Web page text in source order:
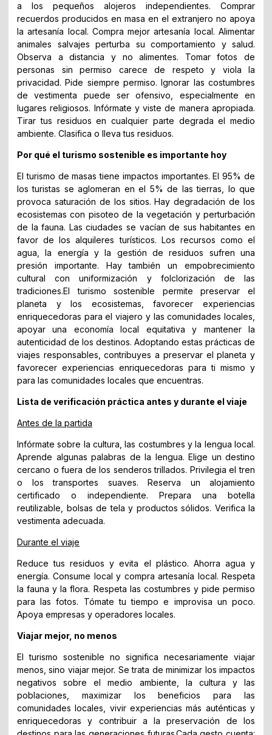
a los pequeños alojeros independientes. Comprar
recuerdos producidos en masa en el extranjero no apoya
la artesanía local. Compra mejor artesanía local. Alimentar
animales salvajes perturba su comportamiento y salud.
Observa a distancia y no alimentes. Tomar fotos de
personas sin permiso carece de respeto y viola la
privacidad. Pide siempre permiso. Ignorar las costumbres
de vestimenta puede ser ofensivo, especialmente en
lugares religiosos. Infórmate y viste de manera apropiada.
Tirar tus residuos en cualquier parte degrada el medio
ambiente. Clasifica o lleva tus residuos.
Por qué el turismo sostenible es importante hoy
El turismo de masas tiene impactos importantes. El 95% de
los turistas se aglomeran en el 5% de las tierras, lo que
provoca saturación de los sitios. Hay degradación de los
ecosistemas con pisoteo de la vegetación y perturbación
de la fauna. Las ciudades se vacían de sus habitantes en
favor de los alquileres turísticos. Los recursos como el
agua, la energía y la gestión de residuos sufren una
presión importante. Hay también un empobrecimiento
cultural con uniformización y folclorización de las
tradiciones.El turismo sostenible permite preservar el
planeta y los ecosistemas, favorecer experiencias
enriquecedoras para el viajero y las comunidades locales,
apoyar una economía local equitativa y mantener la
autenticidad de los destinos. Adoptando estas prácticas de
viajes responsables, contribuyes a preservar el planeta y
favorecer experiencias enriquecedoras para ti mismo y
para las comunidades locales que encuentras.
Lista de verificación práctica antes y durante el viaje
Antes de la partida
Infórmate sobre la cultura, las costumbres y la lengua local.
Aprende algunas palabras de la lengua. Elige un destino
cercano o fuera de los senderos trillados. Privilegia el tren
o los transportes suaves. Reserva un alojamiento
certificado o independiente. Prepara una botella
reutilizable, bolsas de tela y productos sólidos. Verifica la
vestimenta adecuada.
Durante el viaje
Reduce tus residuos y evita el plástico. Ahorra agua y
energía. Consume local y compra artesanía local. Respeta
la fauna y la flora. Respeta las costumbres y pide permiso
para las fotos. Tómate tu tiempo e improvisa un poco.
Apoya empresas y operadores locales.
Viajar mejor, no menos
El turismo sostenible no significa necesariamente viajar
menos, sino viajar mejor. Se trata de minimizar los impactos
negativos sobre el medio ambiente, la cultura y las
poblaciones, maximizar los beneficios para las
comunidades locales, vivir experiencias más auténticas y
enriquecedoras y contribuir a la preservación de los